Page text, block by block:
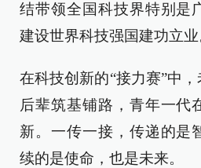
结带领全国科技界特别是
建设世界科技强国建功立业
在科技创新的“接力赛”中
后辈筑基铺路，青年一代
新。一传一接，传递的是
续的是使命，也是未来。